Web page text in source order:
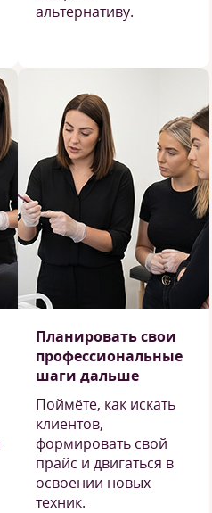
альтернативу.
Планировать свои
профессиональные
шаги дальше
Поймёте, как искать
клиентов,
формировать свой
прайс и двигаться в
освоении новых
техник.